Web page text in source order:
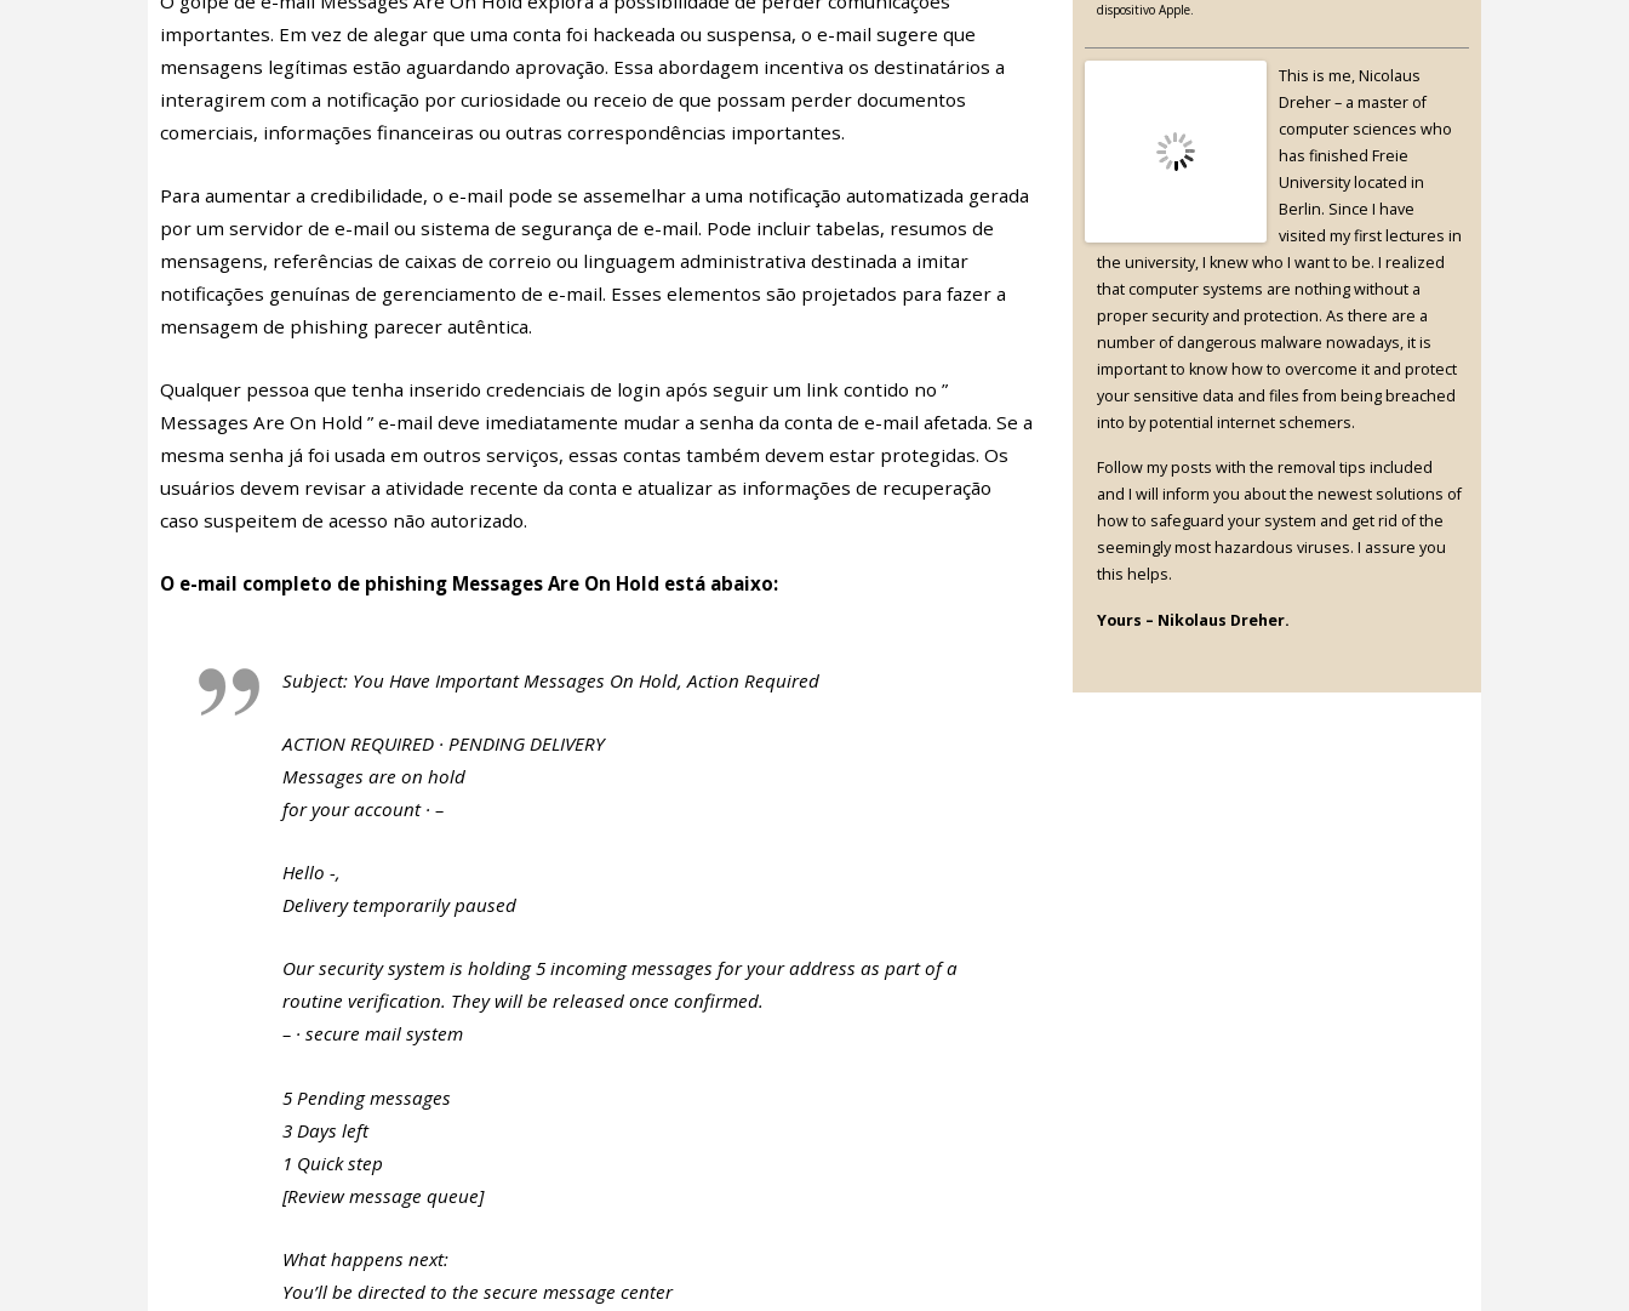
importantes. Em vez de alegar que uma conta foi hackeada ou suspensa, o e-mail sugere que
mensagens legítimas estão aguardando aprovação. Essa abordagem incentiva os destinatários a
interagirem com a notificação por curiosidade ou receio de que possam perder documentos
comerciais, informações financeiras ou outras correspondências importantes.
Para aumentar a credibilidade, o e-mail pode se assemelhar a uma notificação automatizada gerada
por um servidor de e-mail ou sistema de segurança de e-mail. Pode incluir tabelas, resumos de
mensagens, referências de caixas de correio ou linguagem administrativa destinada a imitar
notificações genuínas de gerenciamento de e-mail. Esses elementos são projetados para fazer a
mensagem de phishing parecer autêntica.
Qualquer pessoa que tenha inserido credenciais de login após seguir um link contido no ”
Messages Are On Hold ” e-mail deve imediatamente mudar a senha da conta de e-mail afetada. Se a
mesma senha já foi usada em outros serviços, essas contas também devem estar protegidas. Os
usuários devem revisar a atividade recente da conta e atualizar as informações de recuperação
caso suspeitem de acesso não autorizado.
O e-mail completo de phishing Messages Are On Hold está abaixo:
Subject: You Have Important Messages On Hold, Action Required
ACTION REQUIRED · PENDING DELIVERY
Messages are on hold
for your account · –
Hello -,
Delivery temporarily paused
Our security system is holding 5 incoming messages for your address as part of a
routine verification. They will be released once confirmed.
– · secure mail system
5 Pending messages
3 Days left
1 Quick step
[Review message queue]
What happens next:
You’ll be directed to the secure message center
dispositivo Apple.
This is me, Nicolaus
Dreher – a master of
computer sciences who
has finished Freie
University located in
Berlin. Since I have
visited my first lectures in
the university, I knew who I want to be. I realized
that computer systems are nothing without a
proper security and protection. As there are a
number of dangerous malware nowadays, it is
important to know how to overcome it and protect
your sensitive data and files from being breached
into by potential internet schemers.
Follow my posts with the removal tips included
and I will inform you about the newest solutions of
how to safeguard your system and get rid of the
seemingly most hazardous viruses. I assure you
this helps.
Yours – Nikolaus Dreher.